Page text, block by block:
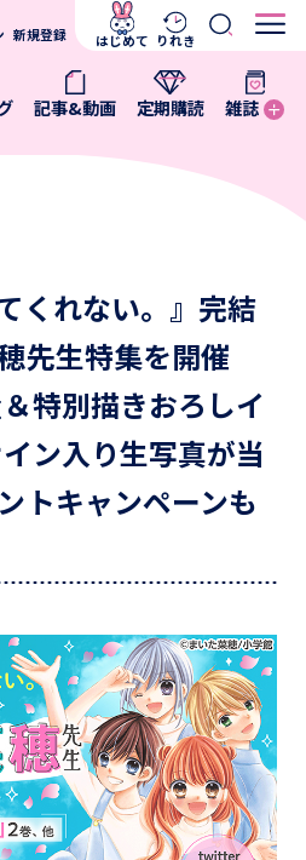
記事&動画 定期購読 雑誌
新規登録 はじめて りれき
くれない。』完結
先生特集を開催
特別描きおろしイ
ン入り生写真が当
トキャンペーンも